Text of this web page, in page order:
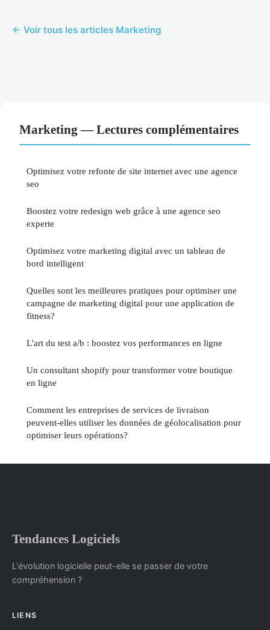
← Voir tous les articles Marketing
Marketing — Lectures complémentaires
Optimisez votre refonte de site internet avec une agence
seo
Boostez votre redesign web grâce à une agence seo
experte
Optimisez votre marketing digital avec un tableau de
bord intelligent
Quelles sont les meilleures pratiques pour optimiser une
campagne de marketing digital pour une application de
fitness?
L'art du test a/b : boostez vos performances en ligne
Un consultant shopify pour transformer votre boutique
en ligne
Comment les entreprises de services de livraison
peuvent-elles utiliser les données de géolocalisation pour
optimiser leurs opérations?
Tendances Logiciels
L'évolution logicielle peut-elle se passer de votre
compréhension ?
LIENS